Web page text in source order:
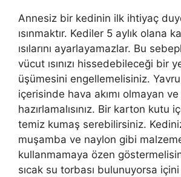
Annesiz bir kedinin ilk ihtiyaç
ısınmaktır. Kediler 5 aylık olana
ısılarını ayarlayamazlar. Bu
vücut ısınızı hissedebileceği bir
üşümesini engellemelisiniz.
içerisinde hava akımı olmayan
hazırlamalısınız. Bir karton kutu
temiz kumaş serebilirsiniz.
muşamba ve naylon gibi
kullanmamaya özen
sıcak su torbası bulunuyorsa içini